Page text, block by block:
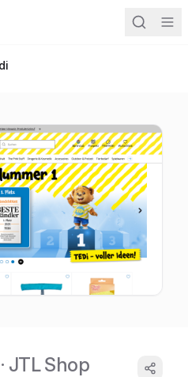
· JTL Shop